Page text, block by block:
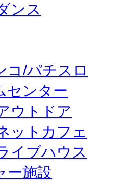
ンス
コ/パチスロ
センター
ウトドア
ットカフェ
イブハウス
ー施設